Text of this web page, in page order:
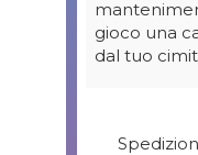
gioco una
dal tuo